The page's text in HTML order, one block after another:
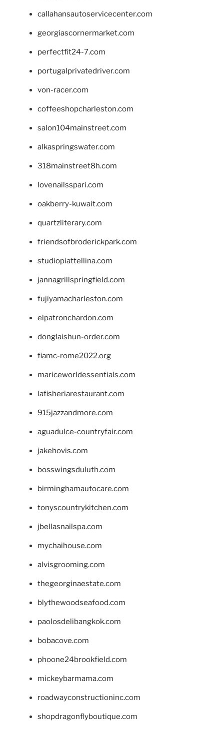
callahansautoservicecenter.com
georgiascornermarket.com
perfectfit24-7.com
portugalprivatedriver.com
von-racer.com
coffeeshopcharleston.com
salon104mainstreet.com
alkaspringswater.com
318mainstreet8h.com
lovenailsspari.com
oakberry-kuwait.com
quartzliterary.com
friendsofbroderickpark.com
studiopiattellina.com
jannagrillspringfield.com
fujiyamacharleston.com
elpatronchardon.com
donglaishun-order.com
fiamc-rome2022.org
mariceworldessentials.com
lafisheriarestaurant.com
915jazzandmore.com
aguadulce-countryfair.com
jakehovis.com
bosswingsduluth.com
birminghamautocare.com
tonyscountrykitchen.com
jbellasnailspa.com
mychaihouse.com
alvisgrooming.com
thegeorginaestate.com
blythewoodseafood.com
paolosdelibangkok.com
bobacove.com
phoone24brookfield.com
mickeybarmama.com
roadwayconstructioninc.com
shopdragonflyboutique.com